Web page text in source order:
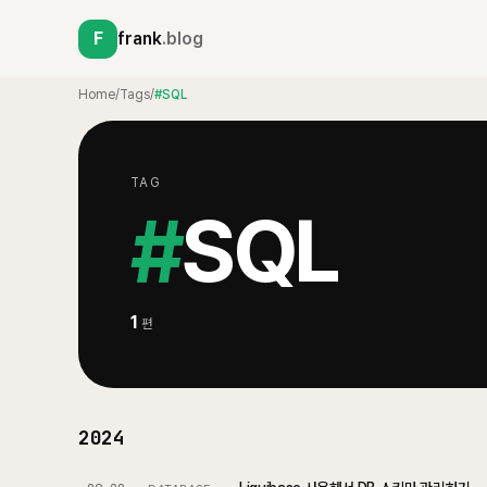
F frank.blog
Home/Tags/#SQL
TAG
#SQL
1 편
2024